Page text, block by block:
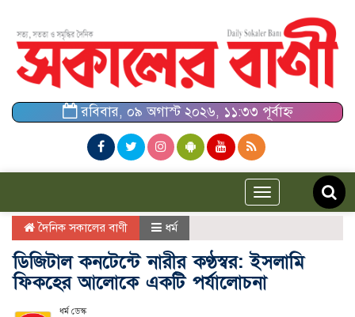
রবিবার, ০৯ অগাস্ট ২০২৬, ১১:৩৩ পূর্বাহ্ন
Toggle
navigation
দৈনিক সকালের বাণী ধর্ম
ডিজিটাল কনটেন্টে নারীর কণ্ঠস্বর: ইসলামি
ফিকহের আলোকে একটি পর্যালোচনা
ধর্ম ডেস্ক